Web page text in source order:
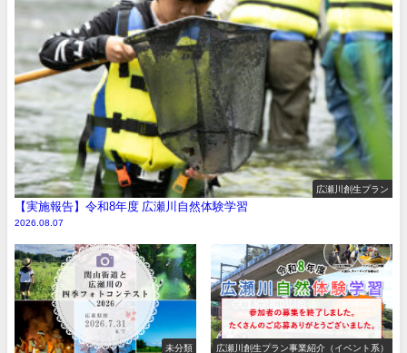
広瀬川創生プラン
【実施報告】令和8年度 広瀬川自然体験学習
2026.08.07
未分類 広瀬川創生プラン事業紹介（イベント系）